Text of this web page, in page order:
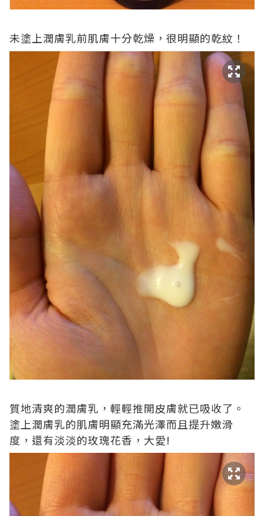
未塗上潤膚乳前肌膚十分乾燥，很明顯的乾紋！
質地清爽的潤膚乳，輕輕推開皮膚就已吸收了。
塗上潤膚乳的肌膚明顯充滿光澤而且提升嫩滑
度，還有淡淡的玫瑰花香，大愛!